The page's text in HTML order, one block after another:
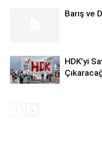
Barış ve
HDK’yi